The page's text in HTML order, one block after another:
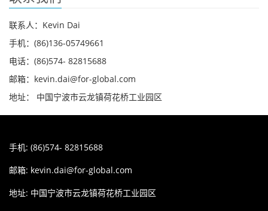
联系人：Kevin Dai
手机：(86)136-05749661
电话：(86)574- 82815688
邮箱：kevin.dai@for-global.com
地址： 中国宁波市云龙镇荷花桥工业园区
手机: (86)574- 82815688
邮箱: kevin.dai@for-global.com
地址: 中国宁波市云龙镇荷花桥工业园区